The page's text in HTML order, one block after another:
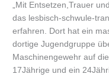
„Mit Entsetzen,Trauer
das lesbisch-schwule-
erfahren. Dort hat ein
dortige Jugendgruppe
Maschinengewehr auf
17Jährige und ein